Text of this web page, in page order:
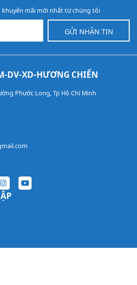
mãi mới nhất từ chúng tôi
GỬI NHẬN TIN
DV-XD-HƯƠNG CHIẾN
Phước Long, Tp Hồ Chí Minh